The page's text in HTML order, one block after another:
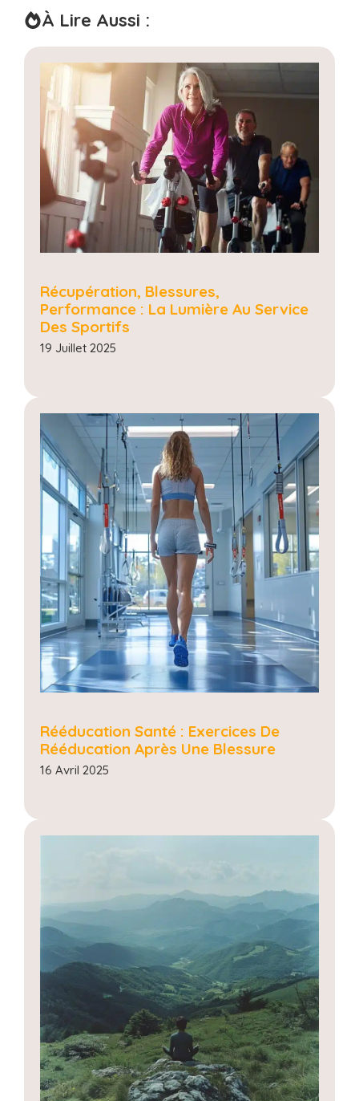
À Lire Aussi :
Récupération, Blessures,
Performance : La Lumière Au Service
Des Sportifs
19 Juillet 2025
Rééducation Santé : Exercices De
Rééducation Après Une Blessure
16 Avril 2025